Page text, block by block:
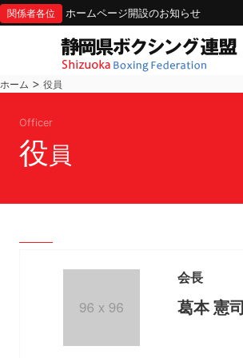
関係者各位 ホームページ開設のお知らせ
ホーム > 役員
Officer
役 員
会長
葛本 憲司